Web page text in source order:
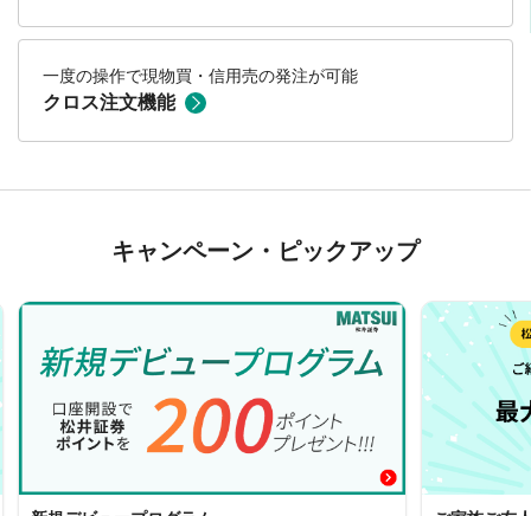
一度の操作で現物買・信用売の発注が可能
クロス注文機能
キャンペーン・ピックアップ